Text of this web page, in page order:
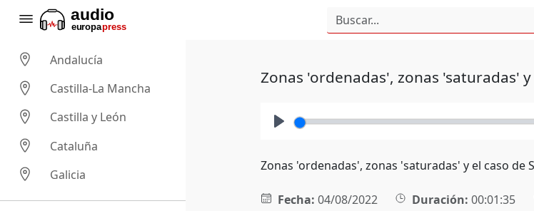
Andalucía
Castilla-La Mancha
Castilla y León
Cataluña
Galicia
Zonas 'ordenadas', zonas 'saturadas'
Zonas 'ordenadas', zonas 'saturadas' y el caso de
Fecha: 04/08/2022 Duración: 00:01:35